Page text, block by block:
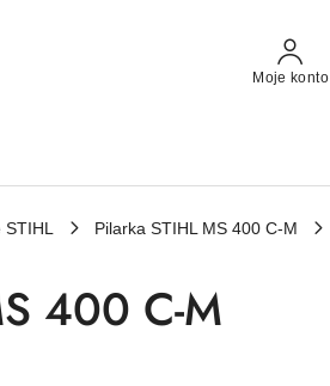
Moje konto
Pilarka STIHL MS 400 C-M
400 C-M